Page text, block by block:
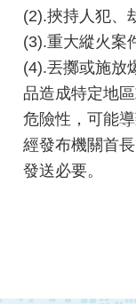
榮
譽
榜
聯
絡
資
訊
(2).挾持人犯、
(3).重大縱火案
(4).丟擲或施放
品造成特定地
危險性，可能
經發布機關首
發送必要。